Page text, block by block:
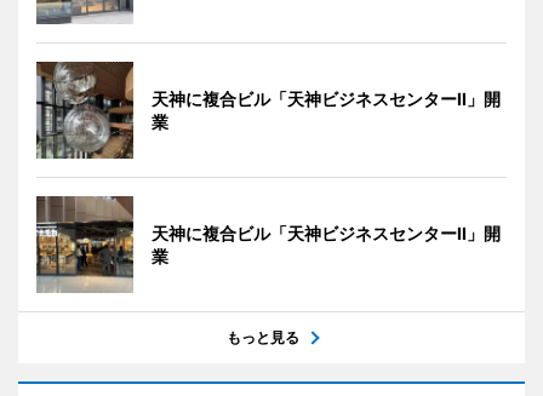
天神に複合ビル「天神ビジネスセンターII」開
業
天神に複合ビル「天神ビジネスセンターII」開
業
もっと見る